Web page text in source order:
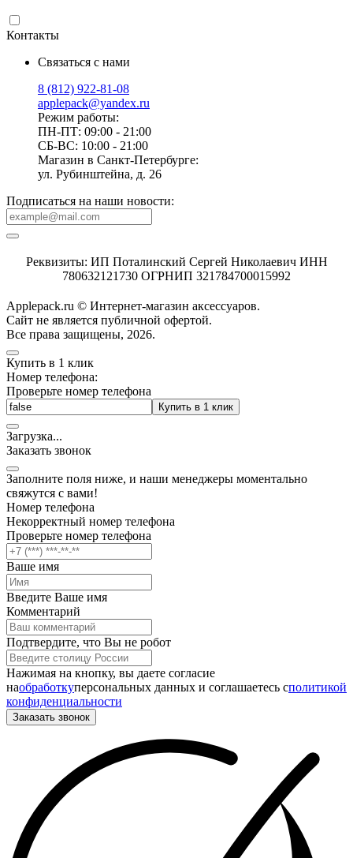
Контакты
Связаться с нами
8 (812) 922-81-08
applepack@yandex.ru
Режим работы:
ПН-ПТ: 09:00 - 21:00
СБ-ВС: 10:00 - 21:00
Магазин в Санкт-Петербурге:
ул. Рубинштейна, д. 26
Подписаться на наши новости:
Реквизиты: ИП Поталинский Сергей Николаевич ИНН
780632121730 ОГРНИП 321784700015992
Applepack.ru © Интернет-магазин аксессуаров.
Cайт не является публичной офертой.
Все права защищены, 2026.
Купить в 1 клик
Номер телефона:
Проверьте номер телефона
Купить в 1 клик
Загрузка...
Заказать звонок
Заполните поля ниже, и наши менеджеры моментально
свяжутся с вами!
Номер телефона
Некорректный номер телефона
Проверьте номер телефона
Ваше имя
Введите Ваше имя
Комментарий
Подтвердите, что Вы не робот
Нажимая на кнопку, вы даете согласие
наобработкуперсональных данных и соглашаетесь cполитикой
конфиденциальности
Заказать звонок